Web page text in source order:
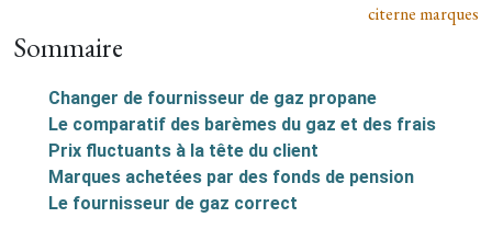
citerne marques
Sommaire
Changer de fournisseur de gaz propane
Le comparatif des barèmes du gaz et des frais
Prix fluctuants à la tête du client
Marques achetées par des fonds de pension
Le fournisseur de gaz correct